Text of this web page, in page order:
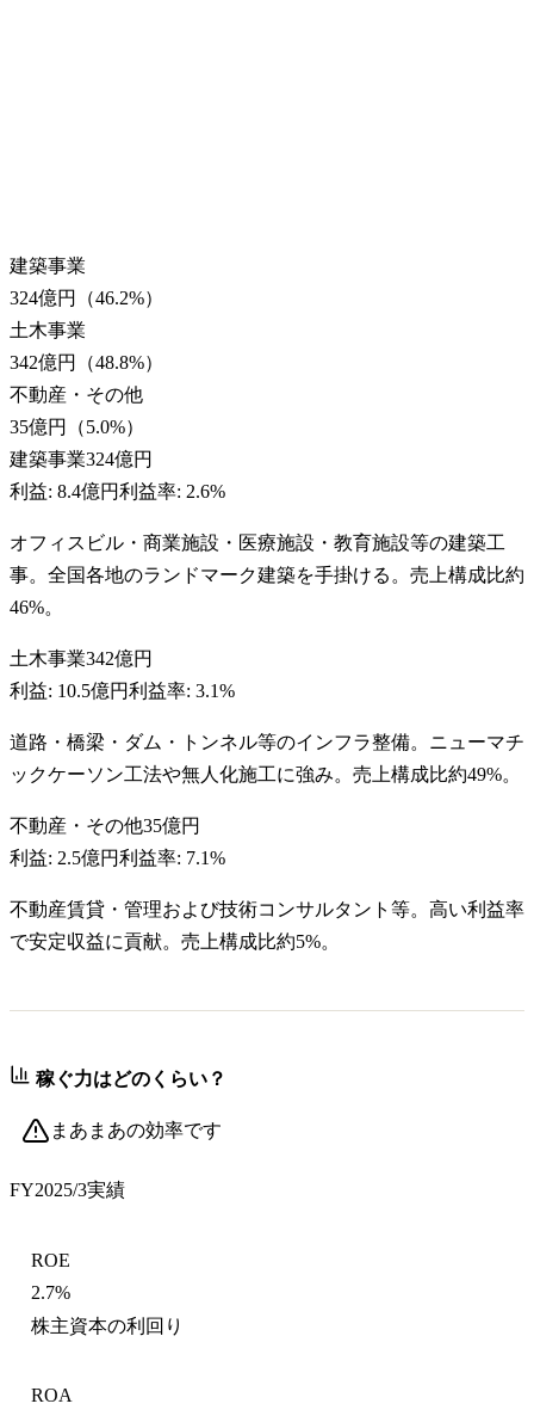
建築事業
324億円
（46.2%）
土木事業
342億円
（48.8%）
不動産・その他
35億円
（5.0%）
建築事業324億円
利益: 8.4億円利益率: 2.6%
オフィスビル・商業施設・医療施設・教育施設等の建築工
事。全国各地のランドマーク建築を手掛ける。売上構成比約
46%。
土木事業342億円
利益: 10.5億円利益率: 3.1%
道路・橋梁・ダム・トンネル等のインフラ整備。ニューマチ
ックケーソン工法や無人化施工に強み。売上構成比約49%。
不動産・その他35億円
利益: 2.5億円利益率: 7.1%
不動産賃貸・管理および技術コンサルタント等。高い利益率
で安定収益に貢献。売上構成比約5%。
稼ぐ力はどのくらい？
まあまあの効率です
FY2025/3実績
ROE
2.7%
株主資本の利回り
ROA